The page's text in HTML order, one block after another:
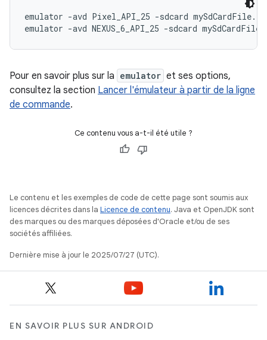
emulator -avd Pixel_API_25 -sdcard
Pour en savoir plus sur la emulator et ses options,
consultez la section Lancer l'émulateur à partir de la ligne
de commande.
Ce contenu vous a-t-il été utile ?
Le contenu et les exemples de code de cette page sont soumis aux
licences décrites dans la Licence de contenu. Java et OpenJDK sont
des marques ou des marques déposées d'Oracle et/ou de ses
sociétés affiliées.
Dernière mise à jour le 2025/07/27 (UTC).
EN SAVOIR PLUS SUR ANDROID